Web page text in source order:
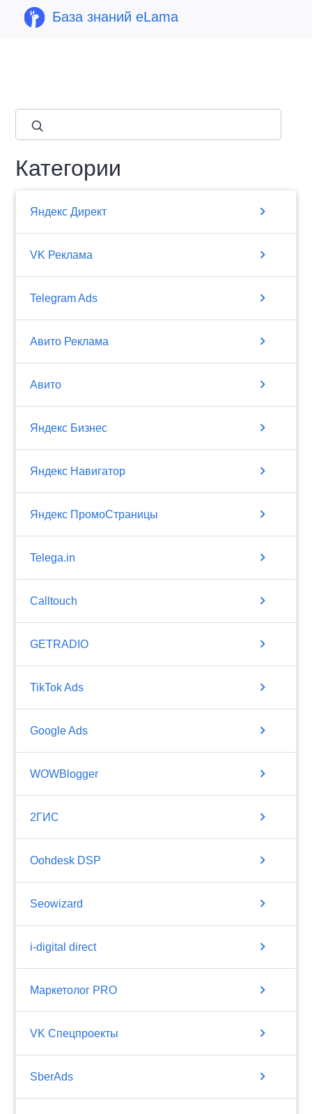
База знаний eLama
Категории
Яндекс Директ chevron_right
VK Реклама chevron_right
Telegram Ads chevron_right
Авито Реклама chevron_right
Авито chevron_right
Яндекс Бизнес chevron_right
Яндекс Навигатор chevron_right
Яндекс ПромоСтраницы chevron_right
Telega.in chevron_right
Calltouch chevron_right
GETRADIO chevron_right
TikTok Ads chevron_right
Google Ads chevron_right
WOWBlogger chevron_right
2ГИС chevron_right
Oohdesk DSP chevron_right
Seowizard chevron_right
i-digital direct chevron_right
Маркетолог PRO chevron_right
VK Спецпроекты chevron_right
SberAds chevron_right